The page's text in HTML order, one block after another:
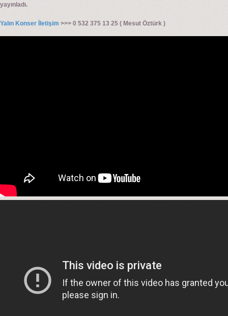
yayınladı.
Yalın Konser İletişim >>> 0 532 375 13 25 ( Mesut Öztürk )